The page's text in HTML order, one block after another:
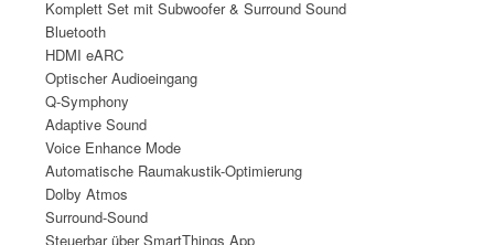
Komplett Set mit Subwoofer & Surround Sound
Bluetooth
HDMI eARC
Optischer Audioeingang
Q-Symphony
Adaptive Sound
Voice Enhance Mode
Automatische Raumakustik-Optimierung
Dolby Atmos
Surround-Sound
Steuerbar über SmartThings App